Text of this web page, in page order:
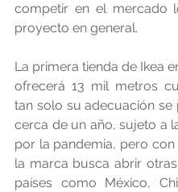
competir en el mercado
proyecto en general.
La primera tienda de Ikea
ofrecerá 13 mil metros
tan solo su adecuación se
cerca de un año, sujeto a
por la pandemia, pero
la marca busca abrir
países como México,